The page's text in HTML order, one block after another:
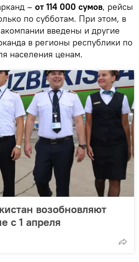
– от 114 000 сумов, рейсы
по субботам. При этом, в
введены и другие
в регионы республики по
населения ценам.
возобновляют
с 1 апреля